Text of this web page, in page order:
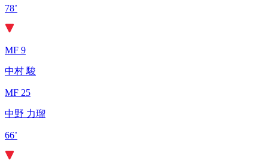
78’
MF 9
中村 駿
MF 25
中野 力瑠
66’